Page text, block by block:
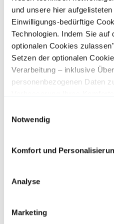
und unsere hier
Einwilligungs-bedürftige
Technologien. Indem Sie auf
optionalen Cookies
Setzen der optionalen
Verarbeitung – inklusive
personenbezogenen Daten
Nutzerverhaltens sowie der
auswählen und deren
Einwilligung umfasst dabei
unsicheren Drittländern.
Ländern hin. Es besteht u.a.
Notwendig
Komfort und
Analyse
Marketing
Zur
Alle wichtigen Kennzahlen